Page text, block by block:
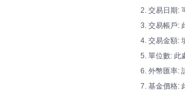
交易日期:
交易帳戶:
交易金額:
單位數: 此
外幣匯率:
基金價格: